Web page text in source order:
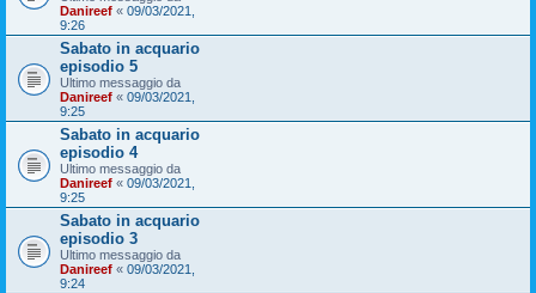
Danireef « 09/03/2021,
9:26
Sabato in acquario
episodio 5
Ultimo messaggio da
Danireef « 09/03/2021,
9:25
Sabato in acquario
episodio 4
Ultimo messaggio da
Danireef « 09/03/2021,
9:25
Sabato in acquario
episodio 3
Ultimo messaggio da
Danireef « 09/03/2021,
9:24